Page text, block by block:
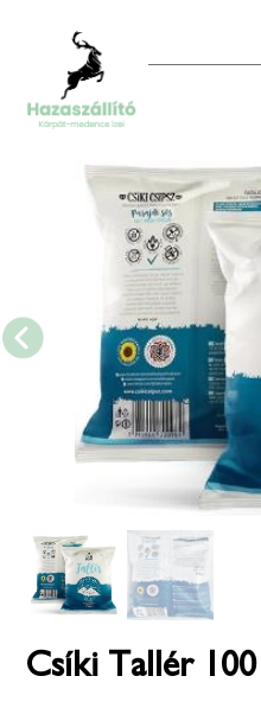
Csíki Tallér 100